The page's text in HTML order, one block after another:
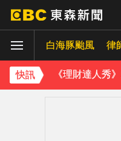
白海豚颱風 律
快訊
下載東森App，